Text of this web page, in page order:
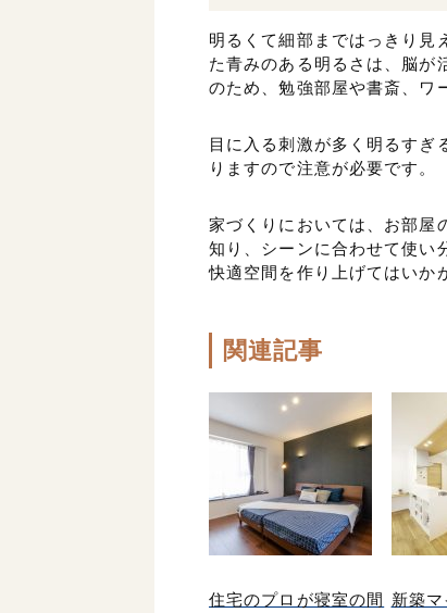
明るくて細部まではっきり見
た青みのある明るさは、脳が
のため、勉強部屋や書斎、ワ
目に入る刺激が多く明るすぎ
りますので注意が必要です。
家づくりにおいては、お部屋
知り、シーンに合わせて使い
快適空間を作り上げてはいか
関連記事
住宅のプロが寝室の間
新築